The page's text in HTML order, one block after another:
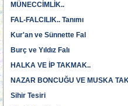
MÜNECCİMLİK..
FAL-FALCILIK.. Tanımı
Kur'an ve Sünnette Fal
Burç ve Yıldız Falı
HALKA VE İP TAKMAK..
NAZAR BONCUĞU VE MUSKA
Sihir Tesiri